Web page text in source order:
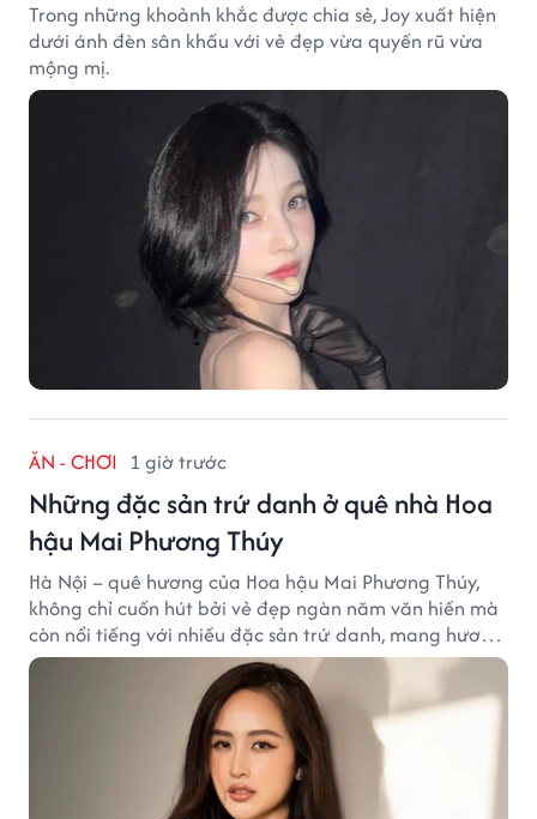
Trong những khoảnh khắc được chia sẻ, Joy xuất hiện
dưới ánh đèn sân khấu với vẻ đẹp vừa quyến rũ vừa
mộng mị.
ĂN - CHƠI 1 giờ trước
Những đặc sản trứ danh ở quê nhà Hoa
hậu Mai Phương Thúy
Hà Nội – quê hương của Hoa hậu Mai Phương Thúy,
không chỉ cuốn hút bởi vẻ đẹp ngàn năm văn hiến mà
còn nổi tiếng với nhiều đặc sản trứ danh, mang hương
vị tinh tế và đậm đà bản sắc đất kinh kỳ.